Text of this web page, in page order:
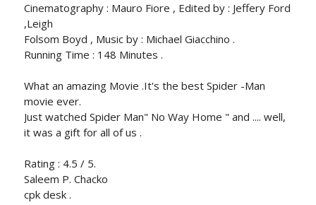
Cinematography : Mauro Fiore , Edited by : Jeffery Ford
,Leigh
Folsom Boyd , Music by : Michael Giacchino .
Running Time : 148 Minutes .
What an amazing Movie .It's the best Spider -Man
movie ever.
Just watched Spider Man" No Way Home " and .... well,
it was a gift for all of us .
Rating : 4.5 / 5.
Saleem P. Chacko
cpk desk .